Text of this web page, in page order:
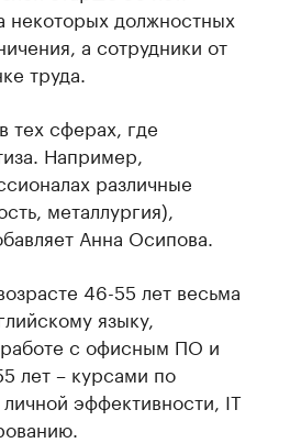
некоторых должностных
а сотрудники от
труда.
тех сферах, где
Например,
различные
металлургия),
Анна Осипова.
46-55 лет весьма
языку,
с офисным ПО и
лет – курсами по
эффективности, IT